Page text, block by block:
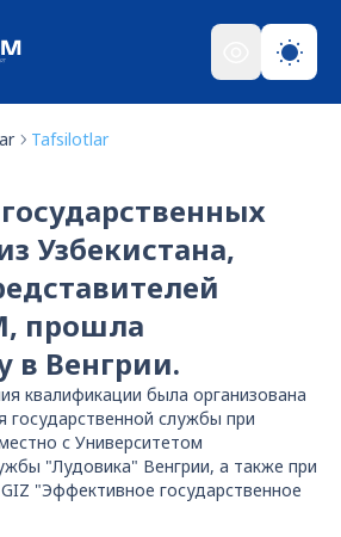
Tafsilotlar
Узбекистана,
прошла
в Венгрии.
квалификации была организована
государственной службы при
с Университетом
"Лудовика" Венгрии, а также при
"Эффективное государственное